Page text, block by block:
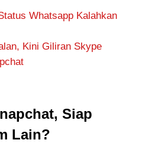
Whatsapp Kalahkan
Kini Giliran Skype
Siap
Lain?